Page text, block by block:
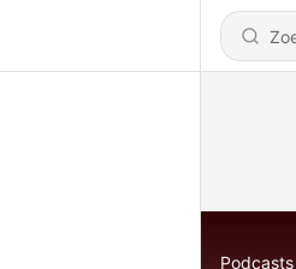
Podcasts